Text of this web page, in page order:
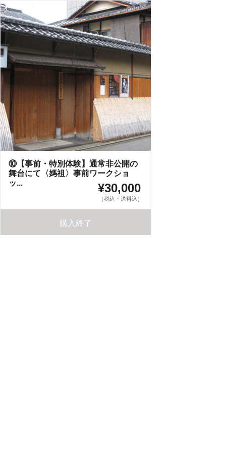
⑩【事前・特別体験】通常非公開の
舞台にて〈媽祖〉事前ワークショ
ッ...
¥30,000
（税込・送料込）
購入終了